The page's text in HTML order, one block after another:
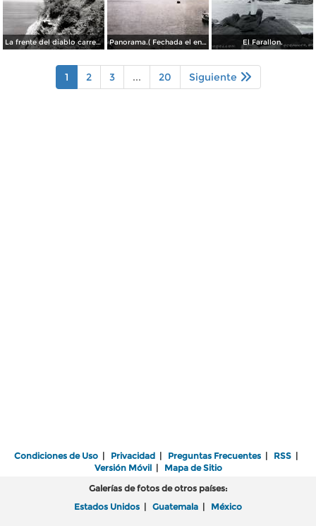
La frente del diablo carretera Acapulo a Pie de La Cuesta ( Fechada el en 1931 ). Panorama.( Fechada el en 1931 ). El Farallon.
1 2 3 ... 20 Siguiente
Condiciones de Uso | Privacidad | Preguntas Frecuentes | RSS |
Versión Móvil| Mapa de Sitio
Galerías de fotos de otros países:
Estados Unidos | Guatemala | México